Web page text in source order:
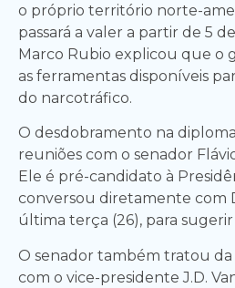
o próprio território norte-
passará a valer a partir de 5
Marco Rubio explicou que o
as ferramentas disponíveis
do narcotráfico.
O desdobramento na
reuniões com o senador
Ele é pré-candidato à
conversou diretamente com
última terça (26), para
O senador também tratou
com o vice-presidente J.D.